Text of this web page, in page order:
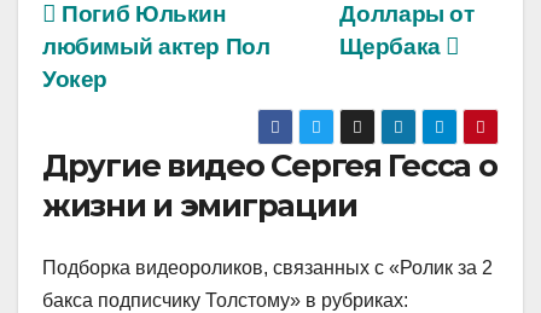
Доллары от
Щербака
Погиб Юлькин
любимый актер Пол
Уокер
Другие видео Сергея Гесса о
жизни и эмиграции
Подборка видеороликов, связанных с «Ролик за 2
бакса подписчику Толстому» в рубриках: